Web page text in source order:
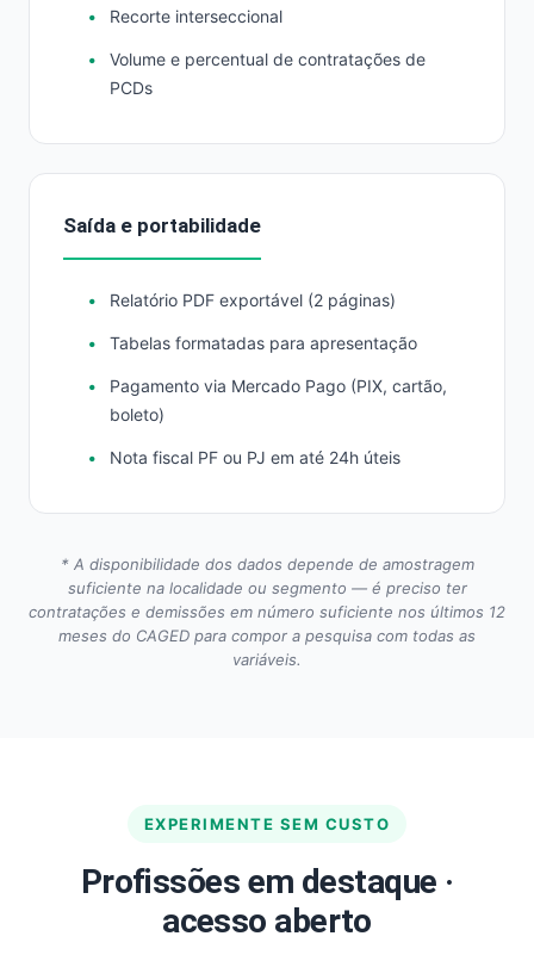
Recorte interseccional
Volume e percentual de contratações de
PCDs
Saída e portabilidade
Relatório PDF exportável (2 páginas)
Tabelas formatadas para apresentação
Pagamento via Mercado Pago (PIX, cartão,
boleto)
Nota fiscal PF ou PJ em até 24h úteis
* A disponibilidade dos dados depende de amostragem
suficiente na localidade ou segmento — é preciso ter
contratações e demissões em número suficiente nos últimos 12
meses do CAGED para compor a pesquisa com todas as
variáveis.
EXPERIMENTE SEM CUSTO
Profissões em destaque ·
acesso aberto